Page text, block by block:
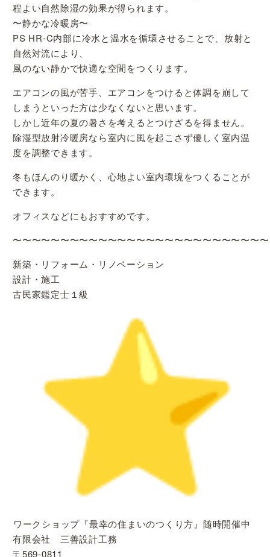
程よい自然除湿の効果が得られます。
〜静かな冷暖房〜
PS HR-C内部に冷水と温水を循環させることで、放射と
自然対流により、
風のない静かで快適な空間をつくります。
エアコンの風が苦手、エアコンをつけると体調を崩して
しまうといった方は少なくないと思います。
しかし近年の夏の暑さを考えるとつけざるを得ません。
除湿型放射冷暖房なら室内に風を起こさず優しく室内温
度を調整できます。
冬もほんのり暖かく、心地よい室内環境をつくることが
できます。
オフィスなどにもおすすめです。
〜〜〜〜〜〜〜〜〜〜〜〜〜〜〜〜〜〜〜〜〜〜〜〜〜〜〜
新築・リフォーム・リノベーション
設計・施工
古民家鑑定士１級
︎ワークショップ『最幸の住まいのつくり方』随時開催中
有限会社 三善設計工務
〒569-0811